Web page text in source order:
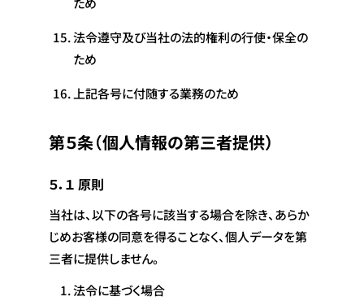
法令遵守及び当社の法的権利の行使・保全の
ため
上記各号に付随する業務のため
第５条（個人情報の第三者提供）
５．１ 原則
当社は、以下の各号に該当する場合を除き、あらか
じめお客様の同意を得ることなく、個人データを第
三者に提供しません。
法令に基づく場合